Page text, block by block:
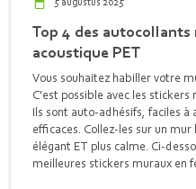
Top 4 des
acoustique PET
Vous souhaitez habiller votre
C'est possible avec les stickers
Ils sont auto-adhésifs, faciles
efficaces. Collez-les sur un
élégant ET plus calme. Ci-
meilleures stickers muraux en